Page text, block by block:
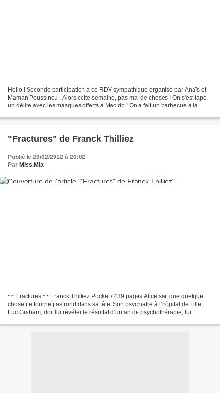
Hello ! Seconde participation à ce RDV sympathique organisé par Anaïs et
Maman Poussinou . Alors cette semaine, pas mal de choses ! On s'est tapé
un délire avec les masques offerts à Mac do ! On a fait un barbecue à la
"Fractures" de Franck Thilliez
Publié le 28/02/2012 à 20:02
Par Miss.Mia
~~ Fractures ~~ Franck Thilliez Pocket / 439 pages Alice sait que quelque
chose ne tourne pas rond dans sa tête. Son psychiatre à l’hôpital de Lille,
Luc Graham, doit lui révéler le résultat d’un an de psychothérapie, lui